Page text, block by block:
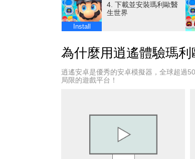
而且每2週就會追加全新關卡。
■瑪利歐一行人變成了醫生！？
瑪利歐、路易吉、碧姬公主、庫巴、
超過30名以上的角色將換上白袍登場
角色們將以各式各樣的技能協助玩家
■考驗靈機一動的智慧與速度的VS模式
靈機一動的智慧、速度、手指的靈巧
可以享受與關卡模式截然不同的白熱
※應用程式可免費下載。
※內有部分付費內容。
Install
4. 下載並安裝瑪利歐醫
生世界
為什麼用逍遙體驗瑪
逍遙安卓是優秀的安卓模擬器，全球超過
局限的遊戲平台！